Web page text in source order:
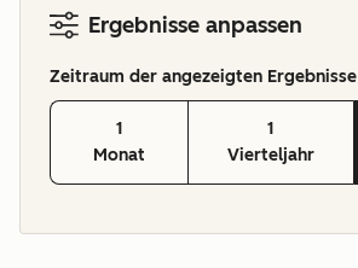
Ergebnisse anpassen
Zeitraum der angezeigten Ergebnisse
1
Monat
1
Vierteljahr